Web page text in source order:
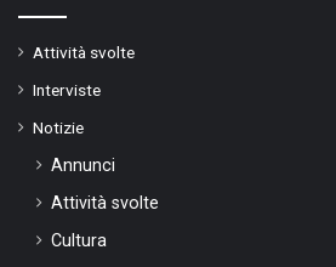
Attività svolte
Interviste
Notizie
Annunci
Attività svolte
Cultura